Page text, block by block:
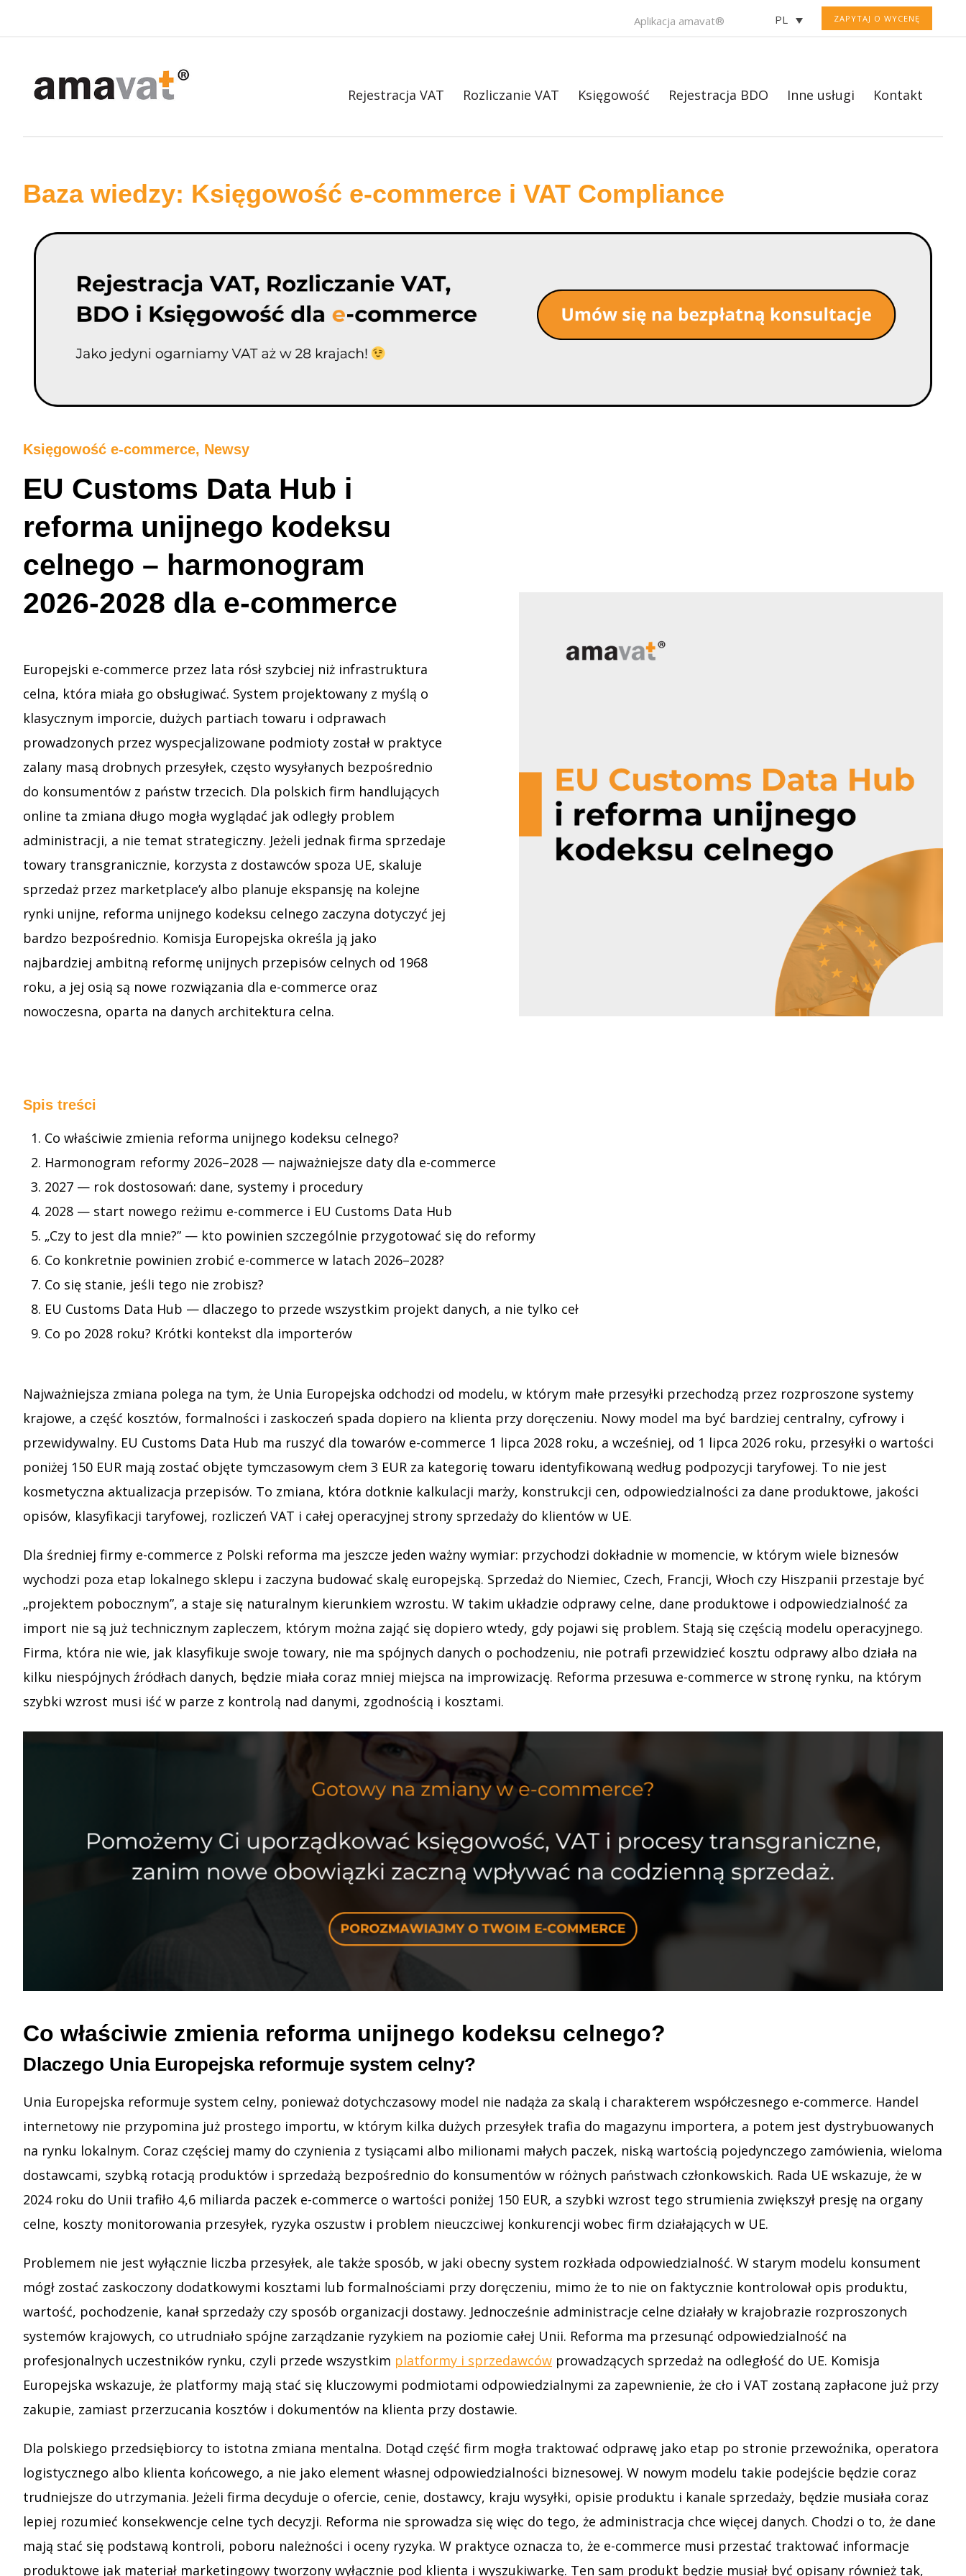
ZAPYTAJ O WYCENĘ
PL
Aplikacja amavat®
Rejestracja VAT Rozliczanie VAT Księgowość Rejestracja BDO Inne usługi Kontakt
Baza wiedzy: Księgowość e-commerce i VAT Compliance
Księgowość e-commerce, Newsy
EU Customs Data Hub i
reforma unijnego kodeksu
celnego – harmonogram
2026-2028 dla e-commerce
Europejski e-commerce przez lata rósł szybciej niż infrastruktura
celna, która miała go obsługiwać. System projektowany z myślą o
klasycznym imporcie, dużych partiach towaru i odprawach
prowadzonych przez wyspecjalizowane podmioty został w praktyce
zalany masą drobnych przesyłek, często wysyłanych bezpośrednio
do konsumentów z państw trzecich. Dla polskich firm handlujących
online ta zmiana długo mogła wyglądać jak odległy problem
administracji, a nie temat strategiczny. Jeżeli jednak firma sprzedaje
towary transgranicznie, korzysta z dostawców spoza UE, skaluje
sprzedaż przez marketplace’y albo planuje ekspansję na kolejne
rynki unijne, reforma unijnego kodeksu celnego zaczyna dotyczyć jej
bardzo bezpośrednio. Komisja Europejska określa ją jako
najbardziej ambitną reformę unijnych przepisów celnych od 1968
roku, a jej osią są nowe rozwiązania dla e-commerce oraz
nowoczesna, oparta na danych architektura celna.
Spis treści
Co właściwie zmienia reforma unijnego kodeksu celnego?
Harmonogram reformy 2026–2028 — najważniejsze daty dla e-commerce
2027 — rok dostosowań: dane, systemy i procedury
2028 — start nowego reżimu e-commerce i EU Customs Data Hub
„Czy to jest dla mnie?” — kto powinien szczególnie przygotować się do reformy
Co konkretnie powinien zrobić e-commerce w latach 2026–2028?
Co się stanie, jeśli tego nie zrobisz?
EU Customs Data Hub — dlaczego to przede wszystkim projekt danych, a nie tylko ceł
Co po 2028 roku? Krótki kontekst dla importerów
Najważniejsza zmiana polega na tym, że Unia Europejska odchodzi od modelu, w którym małe przesyłki przechodzą przez rozproszone systemy
krajowe, a część kosztów, formalności i zaskoczeń spada dopiero na klienta przy doręczeniu. Nowy model ma być bardziej centralny, cyfrowy i
przewidywalny. EU Customs Data Hub ma ruszyć dla towarów e-commerce 1 lipca 2028 roku, a wcześniej, od 1 lipca 2026 roku, przesyłki o wartości
poniżej 150 EUR mają zostać objęte tymczasowym cłem 3 EUR za kategorię towaru identyfikowaną według podpozycji taryfowej. To nie jest
kosmetyczna aktualizacja przepisów. To zmiana, która dotknie kalkulacji marży, konstrukcji cen, odpowiedzialności za dane produktowe, jakości
opisów, klasyfikacji taryfowej, rozliczeń VAT i całej operacyjnej strony sprzedaży do klientów w UE.
Dla średniej firmy e-commerce z Polski reforma ma jeszcze jeden ważny wymiar: przychodzi dokładnie w momencie, w którym wiele biznesów
wychodzi poza etap lokalnego sklepu i zaczyna budować skalę europejską. Sprzedaż do Niemiec, Czech, Francji, Włoch czy Hiszpanii przestaje być
„projektem pobocznym”, a staje się naturalnym kierunkiem wzrostu. W takim układzie odprawy celne, dane produktowe i odpowiedzialność za
import nie są już technicznym zapleczem, którym można zająć się dopiero wtedy, gdy pojawi się problem. Stają się częścią modelu operacyjnego.
Firma, która nie wie, jak klasyfikuje swoje towary, nie ma spójnych danych o pochodzeniu, nie potrafi przewidzieć kosztu odprawy albo działa na
kilku niespójnych źródłach danych, będzie miała coraz mniej miejsca na improwizację. Reforma przesuwa e-commerce w stronę rynku, na którym
szybki wzrost musi iść w parze z kontrolą nad danymi, zgodnością i kosztami.
Co właściwie zmienia reforma unijnego kodeksu celnego?
Dlaczego Unia Europejska reformuje system celny?
Unia Europejska reformuje system celny, ponieważ dotychczasowy model nie nadąża za skalą i charakterem współczesnego e-commerce. Handel
internetowy nie przypomina już prostego importu, w którym kilka dużych przesyłek trafia do magazynu importera, a potem jest dystrybuowanych
na rynku lokalnym. Coraz częściej mamy do czynienia z tysiącami albo milionami małych paczek, niską wartością pojedynczego zamówienia, wieloma
dostawcami, szybką rotacją produktów i sprzedażą bezpośrednio do konsumentów w różnych państwach członkowskich. Rada UE wskazuje, że w
2024 roku do Unii trafiło 4,6 miliarda paczek e-commerce o wartości poniżej 150 EUR, a szybki wzrost tego strumienia zwiększył presję na organy
celne, koszty monitorowania przesyłek, ryzyka oszustw i problem nieuczciwej konkurencji wobec firm działających w UE.
Problemem nie jest wyłącznie liczba przesyłek, ale także sposób, w jaki obecny system rozkłada odpowiedzialność. W starym modelu konsument
mógł zostać zaskoczony dodatkowymi kosztami lub formalnościami przy doręczeniu, mimo że to nie on faktycznie kontrolował opis produktu,
wartość, pochodzenie, kanał sprzedaży czy sposób organizacji dostawy. Jednocześnie administracje celne działały w krajobrazie rozproszonych
systemów krajowych, co utrudniało spójne zarządzanie ryzykiem na poziomie całej Unii. Reforma ma przesunąć odpowiedzialność na
profesjonalnych uczestników rynku, czyli przede wszystkim platformy i sprzedawców prowadzących sprzedaż na odległość do UE. Komisja
Europejska wskazuje, że platformy mają stać się kluczowymi podmiotami odpowiedzialnymi za zapewnienie, że cło i VAT zostaną zapłacone już przy
zakupie, zamiast przerzucania kosztów i dokumentów na klienta przy dostawie.
Dla polskiego przedsiębiorcy to istotna zmiana mentalna. Dotąd część firm mogła traktować odprawę jako etap po stronie przewoźnika, operatora
logistycznego albo klienta końcowego, a nie jako element własnej odpowiedzialności biznesowej. W nowym modelu takie podejście będzie coraz
trudniejsze do utrzymania. Jeżeli firma decyduje o ofercie, cenie, dostawcy, kraju wysyłki, opisie produktu i kanale sprzedaży, będzie musiała coraz
lepiej rozumieć konsekwencje celne tych decyzji. Reforma nie sprowadza się więc do tego, że administracja chce więcej danych. Chodzi o to, że dane
mają stać się podstawą kontroli, poboru należności i oceny ryzyka. W praktyce oznacza to, że e-commerce musi przestać traktować informacje
produktowe jak materiał marketingowy tworzony wyłącznie pod klienta i wyszukiwarkę. Ten sam produkt będzie musiał być opisany również tak,